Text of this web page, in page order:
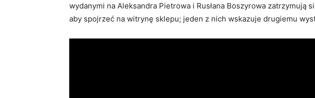
wydanymi na Aleksandra Pietrowa i Rusłana Boszyrowa zatrzymują
aby spojrzeć na witrynę sklepu; jeden z nich wskazuje drugiemu